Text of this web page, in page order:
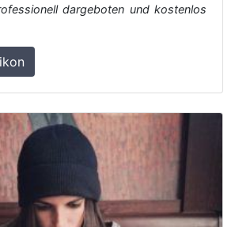
dargeboten und kostenlos